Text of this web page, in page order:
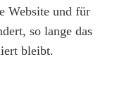
Website und für
so lange das
bleibt.